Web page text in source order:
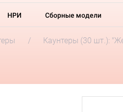
НРИ Сборные модели
Каунтеры (30 шт.):